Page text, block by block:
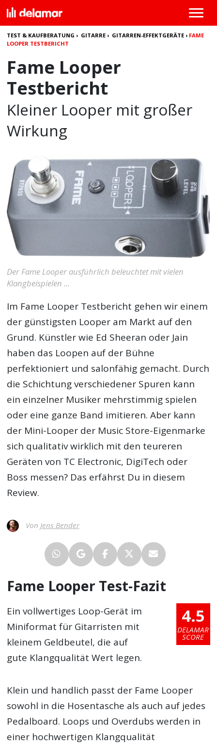
TEST & KAUFBERATUNG › GITARRE › GITARREN-EFFEKTGERÄTE › FAME
LOOPER TESTBERICHT
Fame Looper
Testbericht
Kleiner Looper mit großer
Wirkung
Der Fame Looper ausführlich beleuchtet mit vielen
Klangbeispielen ...
Im Fame Looper Testbericht gehen wir einem
der günstigsten Looper am Markt auf den
Grund. Künstler wie Ed Sheeran oder Jain
haben das Loopen auf der Bühne
perfektioniert und salonfähig gemacht. Durch
die Schichtung verschiedener Spuren kann
ein einzelner Musiker mehrstimmig spielen
oder eine ganze Band imitieren. Aber kann
der Mini-Looper der Music Store-Eigenmarke
sich qualitativ wirklich mit den teureren
Geräten von TC Electronic, DigiTech oder
Boss messen? Das erfährst Du in diesem
Review.
Von Jens Bender
Fame Looper Test-Fazit
4.5
DELAMAR
SCORE
Ein vollwertiges Loop-Gerät im
Miniformat für Gitarristen mit
kleinem Geldbeutel, die auf
gute Klangqualität Wert legen.
Klein und handlich passt der Fame Looper
sowohl in die Hosentasche als auch auf jedes
Pedalboard. Loops und Overdubs werden in
einer hochwertigen Klangqualität